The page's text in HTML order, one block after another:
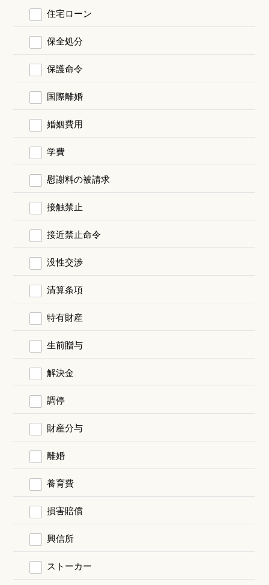
住宅ローン
保全処分
保護命令
国際離婚
婚姻費用
学費
慰謝料の被請求
接触禁止
接近禁止命令
没性交渉
清算条項
特有財産
生前贈与
解決金
調停
財産分与
離婚
養育費
損害賠償
興信所
ストーカー